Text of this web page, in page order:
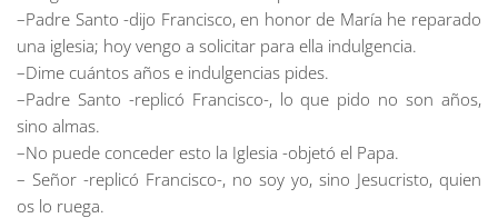
–Padre Santo -dijo Francisco, en honor de María he reparado
una iglesia; hoy vengo a solicitar para ella indulgencia.
–Dime cuántos años e indulgencias pides.
–Padre Santo -replicó Francisco-, lo que pido no son años,
sino almas.
–No puede conceder esto la Iglesia -objetó el Papa.
– Señor -replicó Francisco-, no soy yo, sino Jesucristo, quien
os lo ruega.